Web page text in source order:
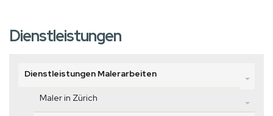
Dienstleistungen
Dienstleistungen Malerarbeiten
Maler in Zürich